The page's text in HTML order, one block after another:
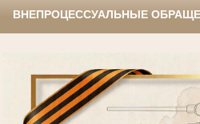
ВНЕПРОЦЕССУАЛЬНЫЕ